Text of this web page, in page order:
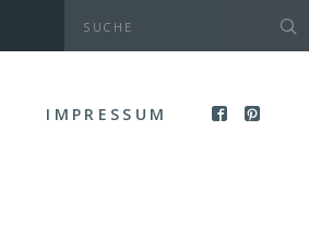
IMPRESSUM